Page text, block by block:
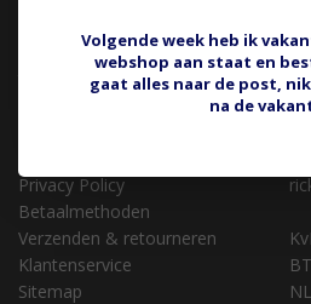
Retourneren of aankoop
terugdraaien
Privacy Policy
Betaalmethoden
Verzenden & retourneren
Klantenservice
Sitemap
Volgende week heb ik
webshop aan staat en
gaat alles naar de post,
na de